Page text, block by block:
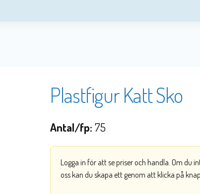
Plastfigur Katt Sko
Antal/fp: 75
Logga in för att se priser och handla. Om du
oss kan du skapa ett genom att klicka på